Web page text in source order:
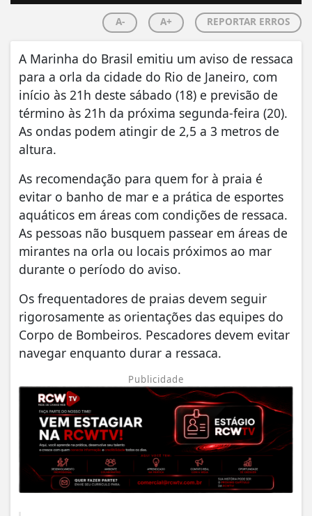
A- A+ REPORTAR ERROS
A Marinha do Brasil emitiu um aviso de ressaca
para a orla da cidade do Rio de Janeiro, com
início às 21h deste sábado (18) e previsão de
término às 21h da próxima segunda-feira (20).
As ondas podem atingir de 2,5 a 3 metros de
altura.
As recomendação para quem for à praia é
evitar o banho de mar e a prática de esportes
aquáticos em áreas com condições de ressaca.
As pessoas não busquem passear em áreas de
mirantes na orla ou locais próximos ao mar
durante o período do aviso.
Os frequentadores de praias devem seguir
rigorosamente as orientações das equipes do
Corpo de Bombeiros. Pescadores devem evitar
navegar enquanto durar a ressaca.
Publicidade